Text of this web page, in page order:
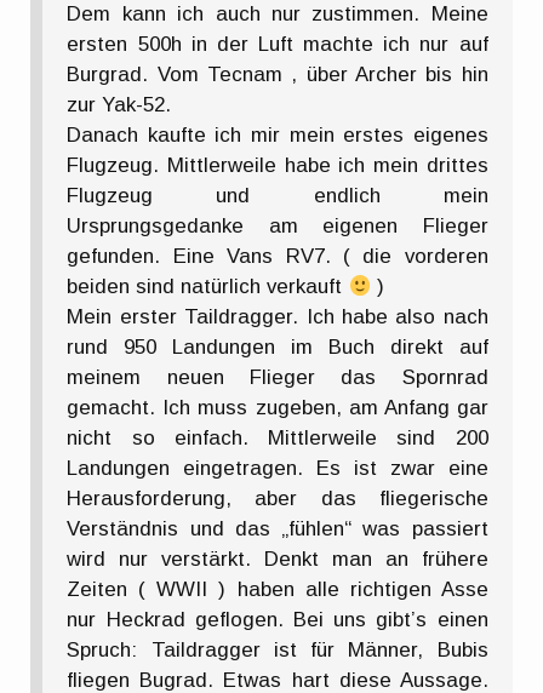
Dem kann ich auch nur zustimmen. Meine
ersten 500h in der Luft machte ich nur auf
Burgrad. Vom Tecnam , über Archer bis hin
zur Yak-52.
Danach kaufte ich mir mein erstes eigenes
Flugzeug. Mittlerweile habe ich mein drittes
Flugzeug und endlich mein
Ursprungsgedanke am eigenen Flieger
gefunden. Eine Vans RV7. ( die vorderen
beiden sind natürlich verkauft
)
Mein erster Taildragger. Ich habe also nach
rund 950 Landungen im Buch direkt auf
meinem neuen Flieger das Spornrad
gemacht. Ich muss zugeben, am Anfang gar
nicht so einfach. Mittlerweile sind 200
Landungen eingetragen. Es ist zwar eine
Herausforderung, aber das fliegerische
Verständnis und das „fühlen“ was passiert
wird nur verstärkt. Denkt man an frühere
Zeiten ( WWII ) haben alle richtigen Asse
nur Heckrad geflogen. Bei uns gibt’s einen
Spruch: Taildragger ist für Männer, Bubis
fliegen Bugrad. Etwas hart diese Aussage.